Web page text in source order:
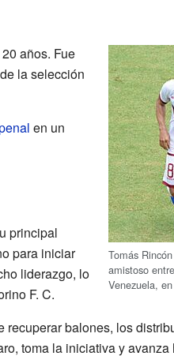
Tomás
amistoso
Venezuela,
años. Fue
la selección
en un
principal
para iniciar
liderazgo, lo
F. C.
recuperar balones, los
toma la iniciativa y avanza